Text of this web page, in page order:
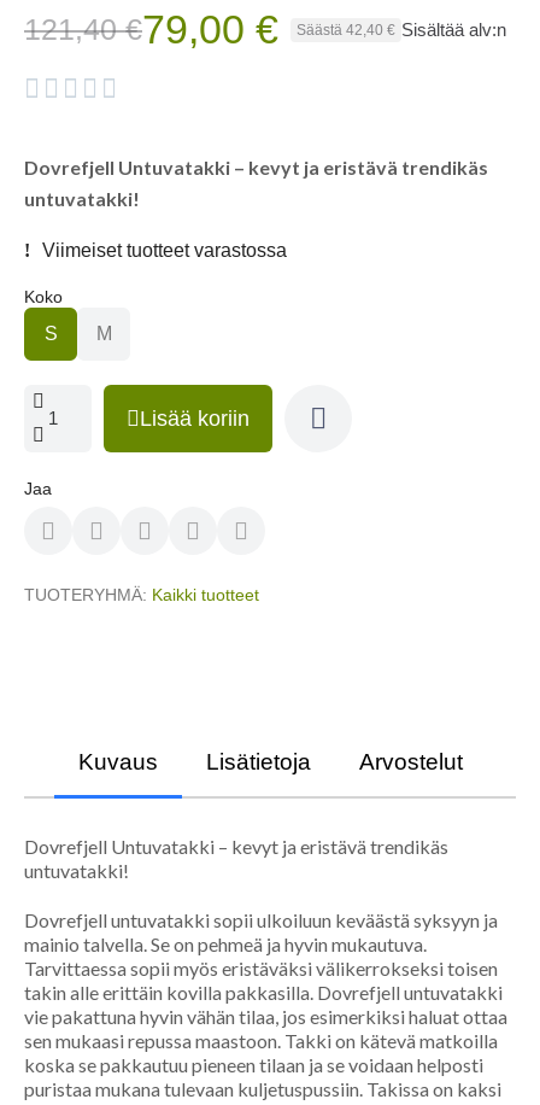
121,40 €79,00 € Säästä 42,40 € Sisältää alv:n
    
Dovrefjell Untuvatakki – kevyt ja eristävä trendikäs
untuvatakki!
Viimeiset tuotteet varastossa
Koko
S M
Lisää koriin
Jaa
TUOTERYHMÄ Kaikki tuotteet
Kuvaus Lisätietoja Arvostelut
Dovrefjell Untuvatakki – kevyt ja eristävä trendikäs
untuvatakki!
Dovrefjell untuvatakki sopii ulkoiluun keväästä syksyyn ja
mainio talvella. Se on pehmeä ja hyvin mukautuva.
Tarvittaessa sopii myös eristäväksi välikerrokseksi toisen
takin alle erittäin kovilla pakkasilla. Dovrefjell untuvatakki
vie pakattuna hyvin vähän tilaa, jos esimerkiksi haluat ottaa
sen mukaasi repussa maastoon. Takki on kätevä matkoilla
koska se pakkautuu pieneen tilaan ja se voidaan helposti
puristaa mukana tulevaan kuljetuspussiin. Takissa on kaksi